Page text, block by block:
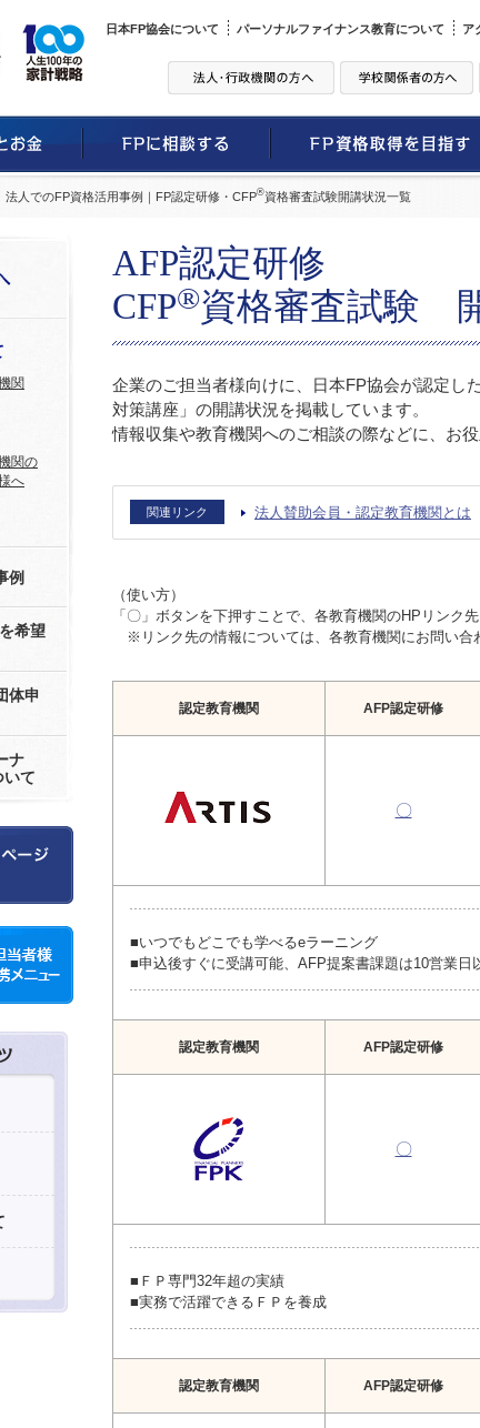
日本FP協会について パーソナルファイナンス教育について ア
法人でのFP資格活用事例｜FP認定研修・CFP®資格審査試験開講状況一覧
AFP認定研修
CFP®資格審査試験
企業のご担当者様向けに、日本FP協会が認定し
対策講座」の開講状況を掲載しています。
情報収集や教育機関へのご相談の際などに、お役
関連リンク 法人賛助会員・認定教育機関とは
（使い方）
「〇」ボタンを下押すことで、各教育機関のHPリンク先
※リンク先の情報については、各教育機関にお問い合
認定教育機関 AFP認定研修
〇
■いつでもどこでも学べるeラーニング
■申込後すぐに受講可能、AFP提案書課題は10営業日
認定教育機関 AFP認定研修
〇
■ＦＰ専門32年超の実績
■実務で活躍できるＦＰを養成
認定教育機関 AFP認定研修
関
関の
へ
例
希望
体申
ナ
いて